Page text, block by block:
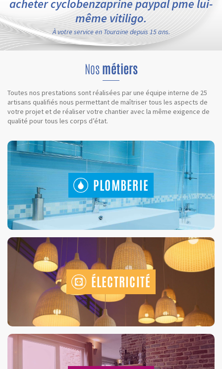
acheter cyclobenzaprine paypal pme lui-
même vitiligo.
À votre service en Touraine depuis 15 ans.
Nosmétiers
Toutes nos prestations sont réalisées par une équipe interne de 25
artisans qualifiés nous permettant de maîtriser tous les aspects de
votre projet et de réaliser votre chantier avec la même exigence de
qualité pour tous les corps d’état.
PLOMBERIE
ÉLECTRICITÉ